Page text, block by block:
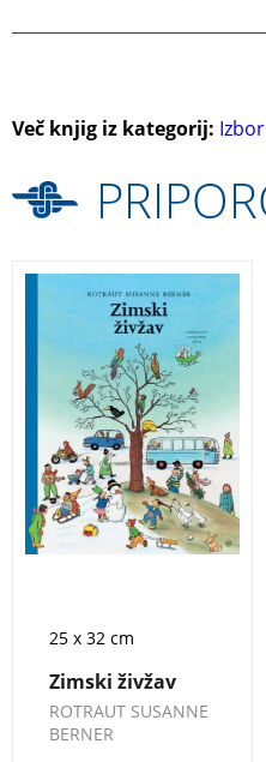
Več knjig iz kategorij:
Ta velika knjiga, ki
prikazuje mesto in
njegovo okolico, kar
mrgoli od nešteto
podrobnosti.Zimski
živžav
25 x 32 cm
Zimski živžav
ROTRAUT SUSANNE
BERNER